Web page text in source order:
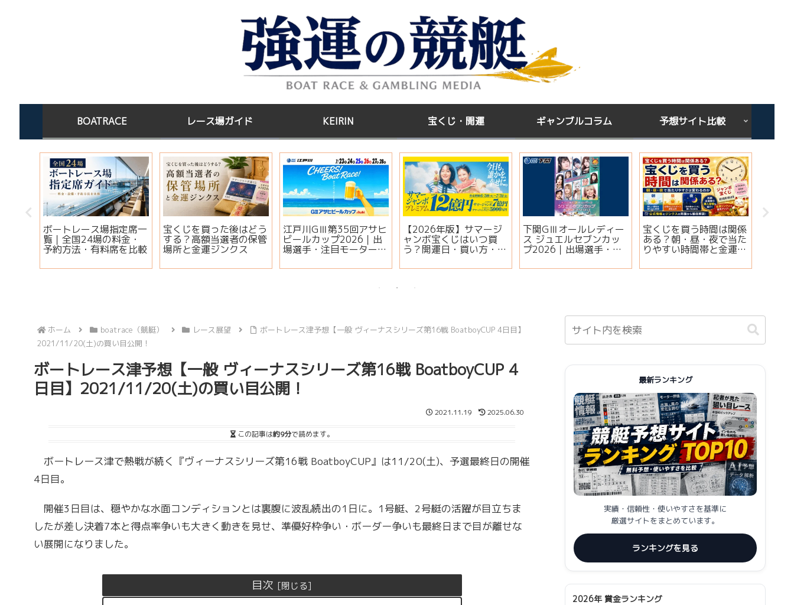
BOATRACE レース場ガイド KEIRIN 宝くじ・開運 ギャンブルコラム 予想サイト比較
ボートレース場指定席一
覧｜全国24場の料金・
予約方法・有料席を比較
宝くじを買った後はどう
する？高額当選者の保管
場所と金運ジンクス
江戸川GⅢ第35回アサヒ
ビールカップ2026｜出
場選手・注目モーター・
【2026年版】サマージ
ャンボ宝くじはいつ買
う？開運日・買い方・連
説
下関GⅢオールレディー
ス ジュエルセブンカッ
プ2026｜出場選手・注
報まとめ
宝くじを買う時間は関係
ある？朝・昼・夜で当た
りやすい時間帯と金運ジ
ホーム boatrace（競艇） レース展望
ボートレース津予想【一般 ヴィーナスシリーズ第16戦 BoatboyCUP 4日目】
2021/11/20(土)の買い目公開！
ボートレース津予想【一般 ヴィーナスシリーズ第16戦 BoatboyCUP 4
日目】2021/11/20(土)の買い目公開！
2021.11.19 2025.06.30
この記事は約9分で読めます。
ボートレース津で熱戦が続く『ヴィーナスシリーズ第16戦 BoatboyCUP』は11/20(土)、予選最終日の開催
4日目。
開催3日目は、穏やかな水面コンディションとは裏腹に波乱続出の1日に。1号艇、2号艇の活躍が目立ちま
したが差し決着7本と得点率争いも大きく動きを見せ、準優好枠争い・ボーダー争いも最終日まで目が離せな
い展開になりました。
目次
最新ランキング
実績・信頼性・使いやすさを基準に
厳選サイトをまとめています。
ランキングを見る
2026年 賞金ランキング